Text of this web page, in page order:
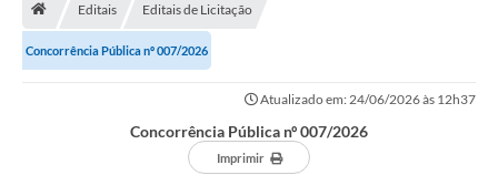
Editais Editais de Licitação
Concorrência Pública nº 007/2026
Atualizado em: 24/06/2026 às 12h37
Concorrência Pública nº 007/2026
Imprimir